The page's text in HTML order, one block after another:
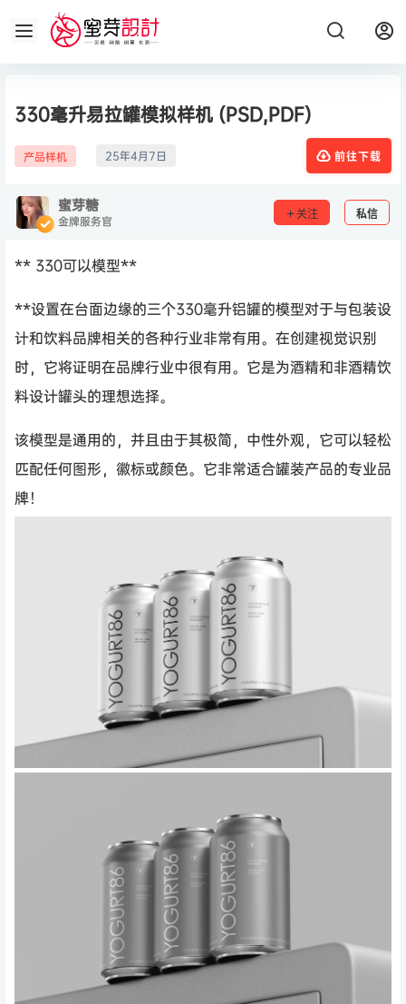
330毫升易拉罐模拟样机 (PSD,PDF)
产品样机 25年4月7日 前往下载
蜜芽糖
金牌服务官 关注 私信
** 330可以模型**
**设置在台面边缘的三个330毫升铝罐的模型对于与包装设
计和饮料品牌相关的各种行业非常有用。在创建视觉识别
时，它将证明在品牌行业中很有用。它是为酒精和非酒精饮
料设计罐头的理想选择。
该模型是通用的，并且由于其极简，中性外观，它可以轻松
匹配任何图形，徽标或颜色。它非常适合罐装产品的专业品
牌！